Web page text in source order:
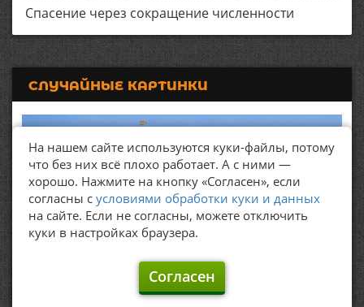
Спасение через сокращение численности
СЛУЧАЙНЫЕ КАРТИНКИ
На нашем сайте используются куки-файлы, потому
что без них всё плохо работает. А с ними —
хорошо. Нажмите на кнопку «Согласен», если
согласны с условиями обработки куки и данных
на сайте. Если не согласны, можете отключить
куки в настройках браузера.
Согласен